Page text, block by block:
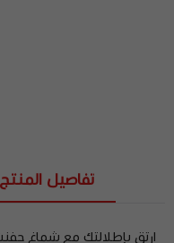
تفاصيل المنتج